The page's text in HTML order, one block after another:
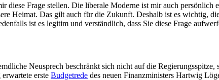
diese Frage stellen. Die liberale Moderne ist mir auch
Heimat. Das gilt auch für die Zukunft. Deshalb ist es wichtig,
ist es legitim und verständlich, dass Sie diese Frage
Neusprech beschränkt sich nicht auf die
erste Budgetrede des neuen Finanz­mi­nisters Hartwig